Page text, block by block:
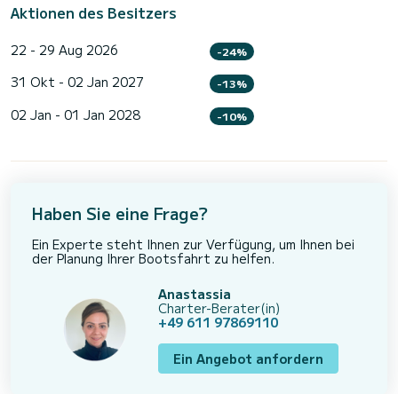
Aktionen des Besitzers
22 - 29 Aug 2026 -24%
31 Okt - 02 Jan 2027 -13%
02 Jan - 01 Jan 2028 -10%
Haben Sie eine Frage?
Ein Experte steht Ihnen zur Verfügung, um Ihnen bei
der Planung Ihrer Bootsfahrt zu helfen.
Anastassia
Charter-Berater(in)
+49 611 97869110
Ein Angebot anfordern